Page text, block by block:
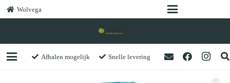
Wolvega
Afhalen mogelijk Snelle levering